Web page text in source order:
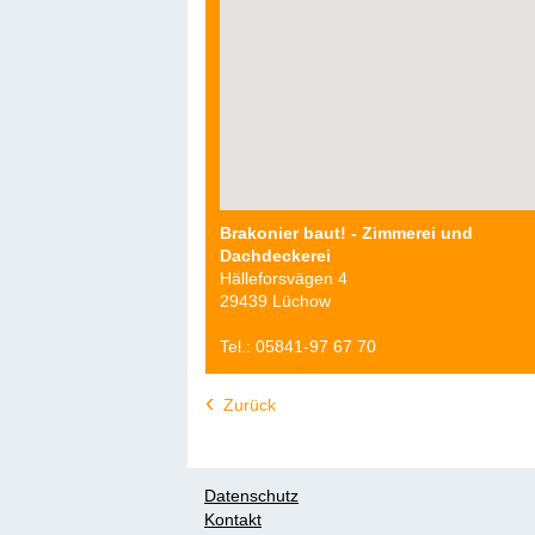
Brakonier baut! - Zimmerei und
Dachdeckerei
Hälleforsvägen 4
29439 Lüchow
Tel.: 05841-97 67 70
Zurück
Datenschutz
Kontakt